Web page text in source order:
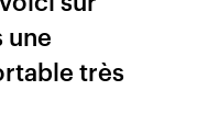
une
très